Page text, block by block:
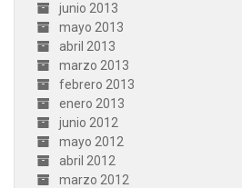
junio 2013
mayo 2013
abril 2013
marzo 2013
febrero 2013
enero 2013
junio 2012
mayo 2012
abril 2012
marzo 2012